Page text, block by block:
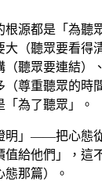
根源都是「為
大（聽眾要看得
聽眾要連結）
（尊重聽眾的
為了聽眾」。
明」——把心態
值給他們」，這
那篇）。